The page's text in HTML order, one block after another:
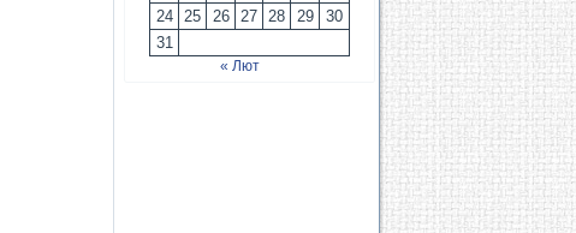
24
25 26 27 28 29
30
31
« Лют